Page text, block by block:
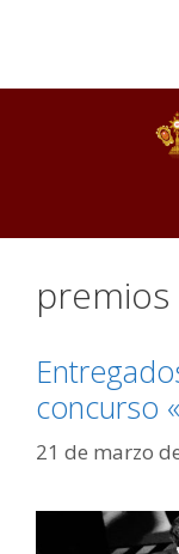
premios
concurso
21 de marzo